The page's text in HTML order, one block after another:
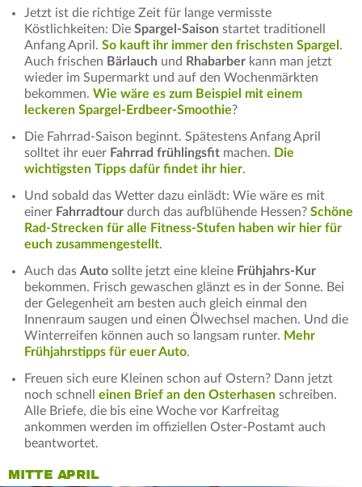
Jetzt ist die richtige Zeit für lange vermisste
Köstlichkeiten: Die Spargel-Saison startet traditionell
Anfang April. So kauft ihr immer den frischsten Spargel .
Auch frischen Bärlauch und Rhabarber kann man jetzt
wieder im Supermarkt und auf den Wochenmärkten
bekommen. Wie wäre es zum Beispiel mit einem
leckeren Spargel-Erdbeer-Smoothie?
Die Fahrrad-Saison beginnt. Spätestens Anfang April
solltet ihr euer Fahrrad frühlingsfit machen. Die
wichtigsten Tipps dafür findet ihr hier.
Und sobald das Wetter dazu einlädt: Wie wäre es mit
einer Fahrradtour durch das aufblühende Hessen? Schöne
Rad-Strecken für alle Fitness-Stufen haben wir hier für
euch zusammengestellt.
Auch das Auto sollte jetzt eine kleine Frühjahrs-Kur
bekommen. Frisch gewaschen glänzt es in der Sonne. Bei
der Gelegenheit am besten auch gleich einmal den
Innenraum saugen und einen Ölwechsel machen. Und die
Winterreifen können auch so langsam runter. Mehr
Frühjahrstipps für euer Auto.
Freuen sich eure Kleinen schon auf Ostern? Dann jetzt
noch schnell einen Brief an den Osterhasen schreiben.
Alle Briefe, die bis eine Woche vor Karfreitag
ankommen werden im offiziellen Oster-Postamt auch
beantwortet.
MITTE APRIL